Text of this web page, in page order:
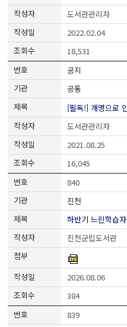
도서관관리자
2022.02.04
18,531
공지
공통
[필독!] 개명으로
도서관관리자
2021.08.25
16,045
840
진천
하반기 느린학습
진천군립도서관
2026.08.06
384
839